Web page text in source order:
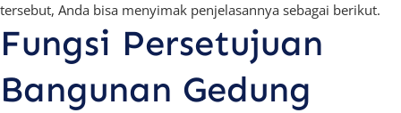
tersebut, Anda bisa menyimak penjelasannya sebagai berikut.
Fungsi Persetujuan
Bangunan Gedung